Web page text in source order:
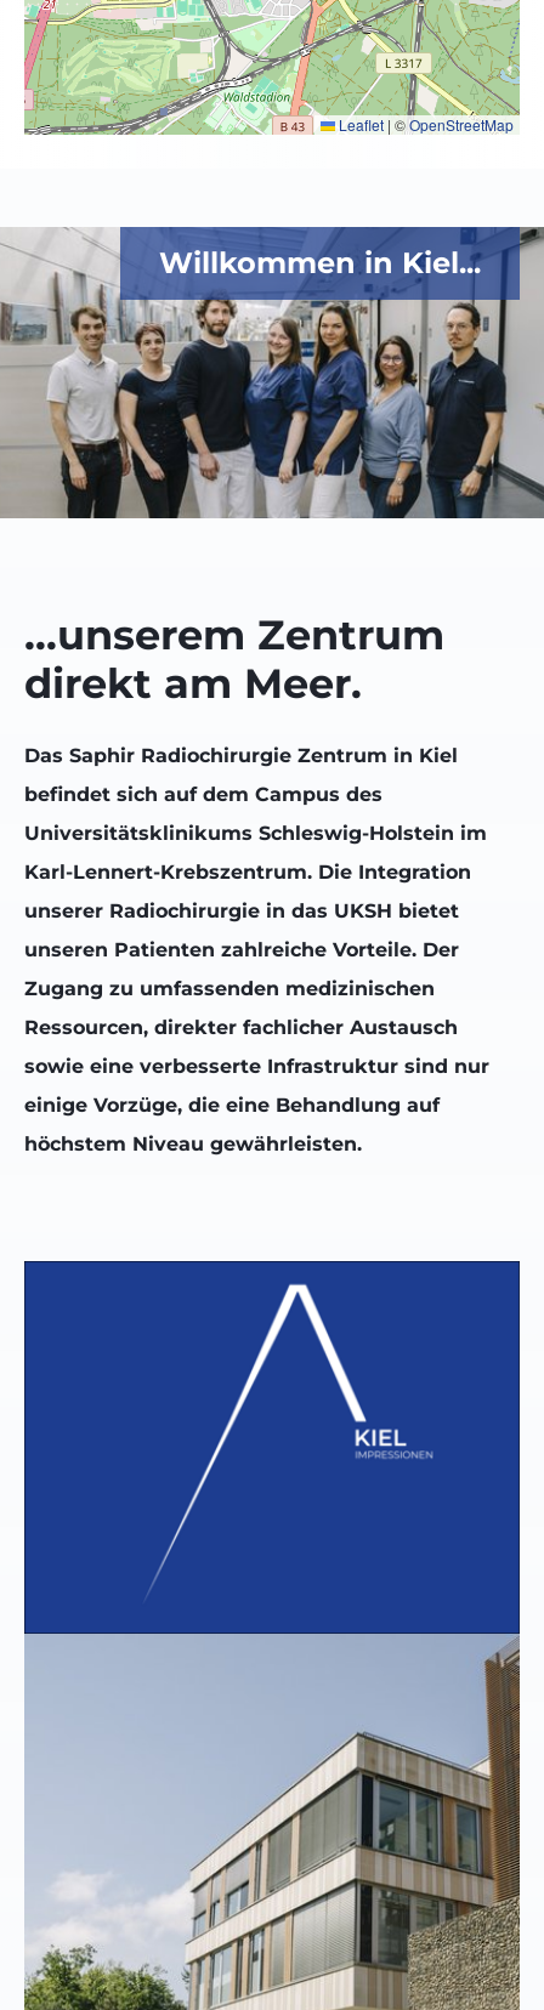
Leaflet | ©OpenStreetMap
Willkommen in Kiel...
…unserem Zentrum
direkt am Meer.
Das Saphir Radiochirurgie Zentrum in Kiel
befindet sich auf dem Campus des
Universitätsklinikums Schleswig-Holstein im
Karl-Lennert-Krebszentrum. Die Integration
unserer Radiochirurgie in das UKSH bietet
unseren Patienten zahlreiche Vorteile. Der
Zugang zu umfassenden medizinischen
Ressourcen, direkter fachlicher Austausch
sowie eine verbesserte Infrastruktur sind nur
einige Vorzüge, die eine Behandlung auf
höchstem Niveau gewährleisten.